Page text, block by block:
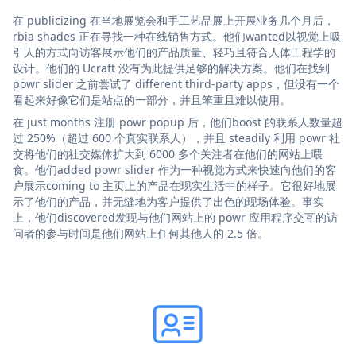
在 publicizing 在当地展览会和手工艺品展上开展业务几个月后，
rbia shades 正在寻找一种在线销售方式。他们wanted以视觉上吸
引人的方式向访客展示他们的产品质量、轻巧且符合人体工程学的
设计。他们的 Ucraft 没有为此提供足够的解决方案。他们在找到
powr slider 之前尝试了 different third-party apps，但没有一个
看起来好像它们是站点的一部分，并且笨重且难以使用。
在 just months 注册 powr popup 后，他们boost 的联系人数量超
过 250%（超过 600 个真实联系人），并且 steadily 利用 powr 社
交将他们的社交媒体扩大到 6000 多个关注者在他们的网站上喂
食。他们added powr slider 作为一种视觉方式来快速向他们的客
户展示coming to 主页上的产品在现实生活中的样子。它很好地展
示了他们的产品，并无缝地为客户提供了出色的现场体验。事实
上，他们discovered发现与他们网站上的 powr 应用程序交互的访
问者的参与时间是他们网站上任何其他人的 2.5 倍。